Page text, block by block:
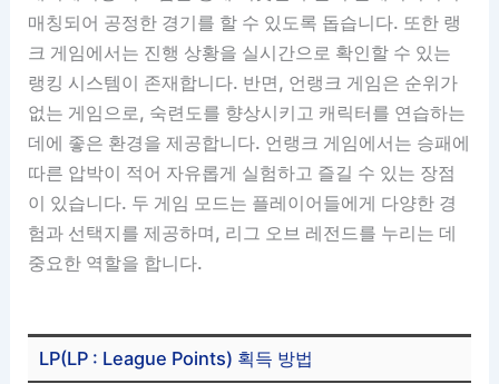
매칭되어 공정한 경기를 할 수 있도록 돕습니다. 또한 랭
크 게임에서는 진행 상황을 실시간으로 확인할 수 있는
랭킹 시스템이 존재합니다. 반면, 언랭크 게임은 순위가
없는 게임으로, 숙련도를 향상시키고 캐릭터를 연습하는
데에 좋은 환경을 제공합니다. 언랭크 게임에서는 승패에
따른 압박이 적어 자유롭게 실험하고 즐길 수 있는 장점
이 있습니다. 두 게임 모드는 플레이어들에게 다양한 경
험과 선택지를 제공하며, 리그 오브 레전드를 누리는 데
중요한 역할을 합니다.
LP(LP : League Points) 획득 방법